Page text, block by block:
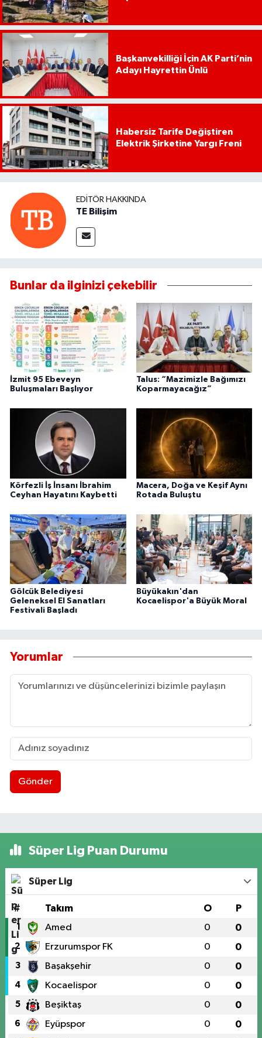
Başkanvekilliği İçin AK Parti’nin
Adayı Hayrettin Ünlü
Habersiz Tarife Değiştiren
Elektrik Şirketine Yargı Freni
EDITÖR HAKKINDA
TE Bilişim
Bunlar da ilginizi çekebilir
İzmit 95 Ebeveyn
Buluşmaları Başlıyor
Talus: “Mazimizle Bağımızı
Koparmayacağız”
Körfezli İş İnsanı İbrahim
Ceyhan Hayatını Kaybetti
Macera, Doğa ve Keşif Aynı
Rotada Buluştu
Gölcük Belediyesi
Geleneksel El Sanatları
Festivali Başladı
Büyükakın'dan
Kocaelispor'a Büyük Moral
Yorumlar
Gönder
Süper Lig Puan Durumu
Süper Lig
# Takım O P
1 Amed 0 0
2 Erzurumspor FK 0 0
3 Başakşehir 0 0
4 Kocaelispor 0 0
5 Beşiktaş 0 0
6 Eyüpspor 0 0